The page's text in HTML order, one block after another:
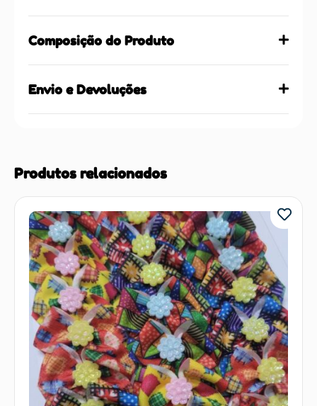
Composição do Produto
Envio e Devoluções
Produtos relacionados